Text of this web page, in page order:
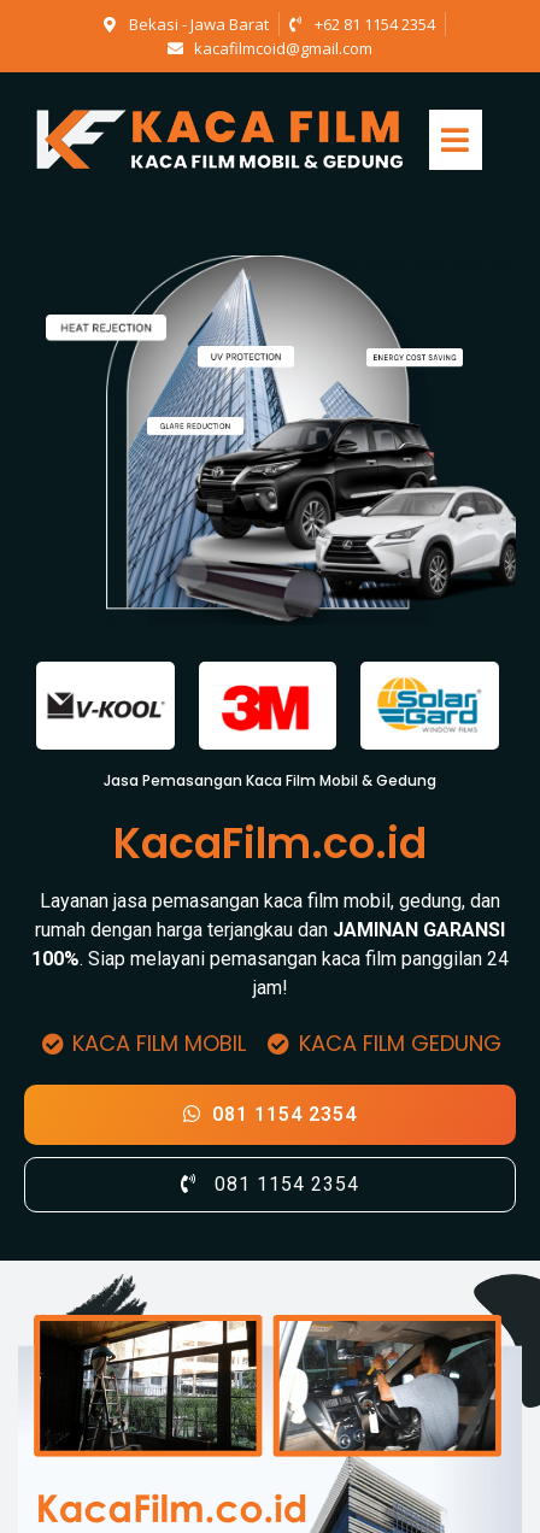
Bekasi - Jawa Barat
+62 81 1154 2354
kacafilmcoid@gmail.com
Jasa Pemasangan Kaca Film Mobil & Gedung
KacaFilm.co.id
Layanan jasa pemasangan kaca film mobil, gedung, dan
rumah dengan harga terjangkau dan JAMINAN GARANSI
100%. Siap melayani pemasangan kaca film panggilan 24
jam!
KACA FILM MOBIL KACA FILM GEDUNG
081 1154 2354
081 1154 2354